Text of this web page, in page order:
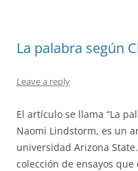
La palabra según
Leave a reply
El artículo se llama “La
Naomi Lindstorm, es un
universidad Arizona
colección de ensayos